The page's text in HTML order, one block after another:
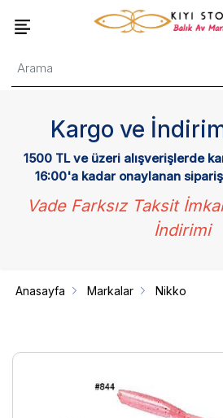
Kargo ve
1500 TL ve üzeri alışverişlerde
16:00'a kadar onaylanan
Vade Farksız Taksit
İndirimi
Anasayfa Markalar Nikko